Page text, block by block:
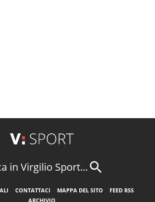
in Virgilio Sport...
CONTATTACI MAPPA DEL SITO
FEED RSS
ARCHIVIO